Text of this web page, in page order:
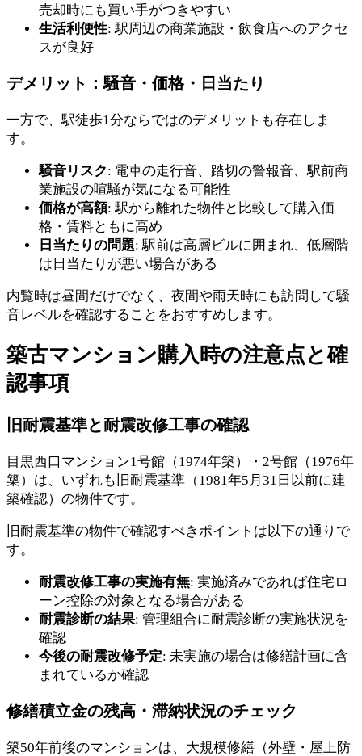
売却時にも買い手がつきやすい
生活利便性: 駅周辺の商業施設・飲食店へのアクセ
スが良好
デメリット：騒音・価格・日当たり
一方で、駅徒歩1分ならではのデメリットも存在しま
す。
騒音リスク: 電車の走行音、踏切の警報音、駅前商
業施設の喧騒が気になる可能性
価格が高額: 駅から離れた物件と比較して購入価
格・賃料ともに高め
日当たりの問題: 駅前は高層ビルに囲まれ、低層階
は日当たりが悪い場合がある
内覧時は昼間だけでなく、夜間や雨天時にも訪問して騒
音レベルを確認することをおすすめします。
築古マンション購入時の注意点と確
認事項
旧耐震基準と耐震改修工事の確認
目黒西口マンション1号館（1974年築）・2号館（1976年
築）は、いずれも旧耐震基準（1981年5月31日以前に建
築確認）の物件です。
旧耐震基準の物件で確認すべきポイントは以下の通りで
す。
耐震改修工事の実施有無: 実施済みであれば住宅ロ
ーン控除の対象となる場合がある
耐震診断の結果: 管理組合に耐震診断の実施状況を
確認
今後の耐震改修予定: 未実施の場合は修繕計画に含
まれているか確認
修繕積立金の残高・滞納状況のチェック
築50年前後のマンションは、大規模修繕（外壁・屋上防